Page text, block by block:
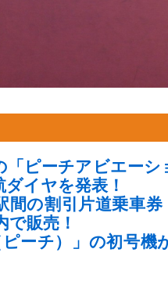
「ピーチアビエーシ
イヤを発表！
間の割引片道乗車
販売！
ピーチ）」の初号機